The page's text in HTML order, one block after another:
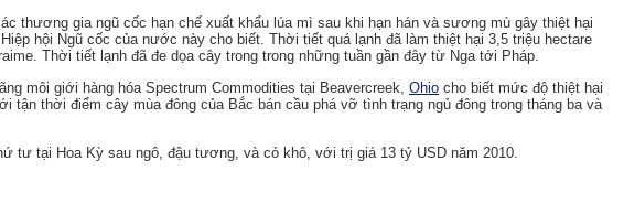
thương gia ngũ cốc hạn chế xuất khẩu lúa mì sau khi hạn hán và sương mù gây thiệt hại
hội Ngũ cốc của nước này cho biết. Thời tiết quá lạnh đã làm thiệt hại 3,5 triệu hectare
Thời tiết lạnh đã đe dọa cây trong trong những tuần gần đây từ Nga tới Pháp.
môi giới hàng hóa Spectrum Commodities tại Beavercreek, Ohio cho biết mức độ thiệt hại
tận thời điểm cây mùa đông của Bắc bán cầu phá vỡ tình trạng ngủ đông trong tháng ba và
tư tại Hoa Kỳ sau ngô, đậu tương, và cỏ khô, với trị giá 13 tỷ USD năm 2010.